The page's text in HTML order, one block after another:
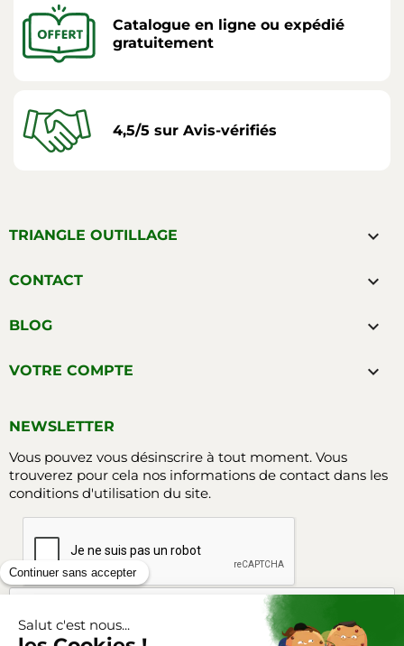
Catalogue en ligne ou expédié
gratuitement
4,5/5 sur Avis-vérifiés
TRIANGLE OUTILLAGE 
CONTACT 
BLOG 
VOTRE COMPTE 
NEWSLETTER
Vous pouvez vous désinscrire à tout moment. Vous
trouverez pour cela nos informations de contact dans les
conditions d'utilisation du site.